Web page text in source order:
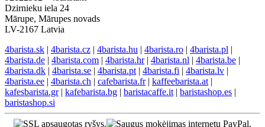
Dzirnieku iela 24
Mārupe, Mārupes novads
LV-2167 Latvia
4barista.sk | 4barista.cz | 4barista.hu | 4barista.ro | 4barista.pl |
4barista.de | 4barista.com | 4barista.hr| 4barista.nl | 4barista.be |
4barista.dk | 4barista.se | 4barista.pt | 4barista.fi | 4barista.lv |
4barista.ee | 4barista.ch | cafebarista.fr| kaffeebarista.at |
kafesbarista.gr| kafebarista.bg | baristacaffe.it | baristashop.es |
baristashop.si